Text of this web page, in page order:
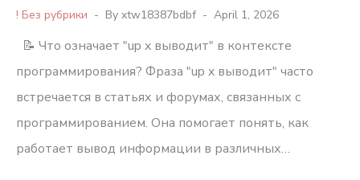
! Без рубрики By xtw18387bdbf April 1, 2026
📝 Что означает "up x выводит" в контексте
программирования? Фраза "up x выводит" часто
встречается в статьях и форумах, связанных с
программированием. Она помогает понять, как
работает вывод информации в различных…